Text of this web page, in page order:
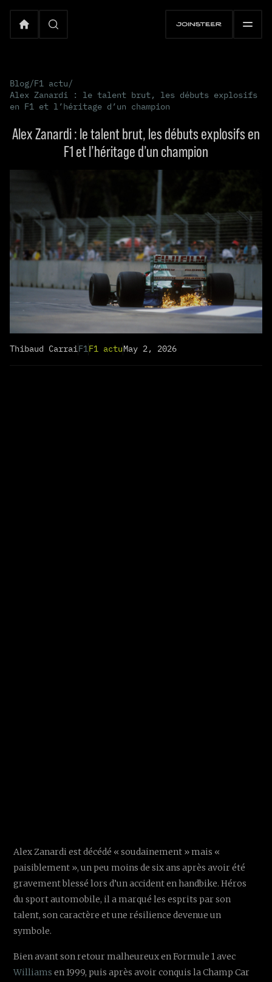
Blog/F1 actu/
Alex Zanardi : le talent brut, les débuts explosifs
en F1 et l’héritage d’un champion
Alex Zanardi : le talent brut, les débuts explosifs en
F1 et l’héritage d’un champion
Thibaud CarraiF1F1 actuMay 2, 2026
Alex Zanardi est décédé « soudainement » mais «
paisiblement », un peu moins de six ans après avoir été
gravement blessé lors d’un accident en handbike. Héros
du sport automobile, il a marqué les esprits par son
talent, son caractère et une résilience devenue un
symbole.
Bien avant son retour malheureux en Formule 1 avec
Williams en 1999, puis après avoir conquis la Champ Car